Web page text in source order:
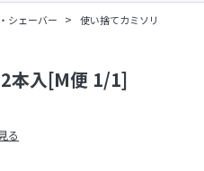
シェーバー > 使い捨てカミソリ
る
本入[M便 1/1]